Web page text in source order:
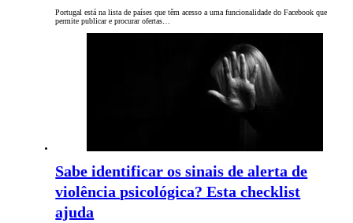
Portugal está na lista de países que têm acesso a uma funcionalidade do Facebook que
permite publicar e procurar ofertas…
Sabe identificar os sinais de alerta de
violência psicológica? Esta checklist
ajuda